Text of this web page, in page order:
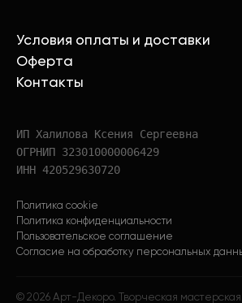
Условия оплаты и доставки
Оферта
Контакты
ИП Халилова Ксения Сергеевна
ОГРНИП 323010000006429
ИНН 420529630720
Политика cookie
Политика конфиденциальности
Пользовательское соглашение
Согласие на обработку персональных
© 2026 Арт-Декоро. Творческая мастерская.